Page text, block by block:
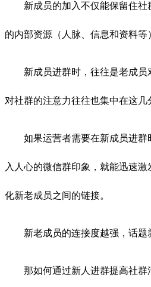
新成员的加入不仅能保留住
的内部资源（人脉、信息和资料等
新成员进群时，往往是老成
对社群的注意力往往也集中在这几
如果运营者需要在新成员进
入人心的微信群印象，就能迅速
化新老成员之间的链接。
新老成员的连接度越强，话题
那如何通过新人进群提高社群